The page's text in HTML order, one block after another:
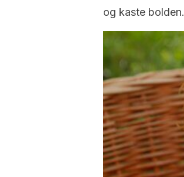
og kaste bolden.